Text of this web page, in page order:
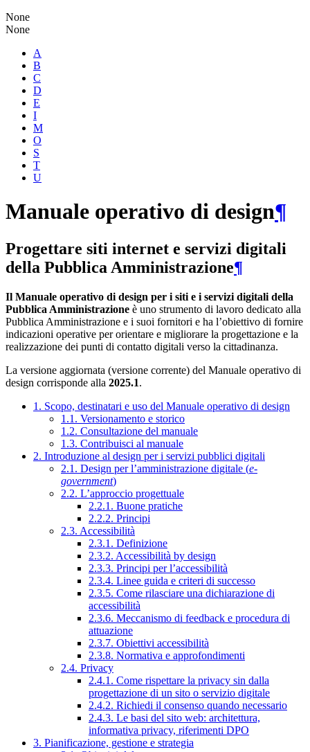
None
None
A
B
C
D
E
I
M
O
S
T
U
Manuale operativo di design¶
Progettare siti internet e servizi digitali
della Pubblica Amministrazione¶
Il Manuale operativo di design per i siti e i servizi digitali della
Pubblica Amministrazione è uno strumento di lavoro dedicato alla
Pubblica Amministrazione e i suoi fornitori e ha l’obiettivo di fornire
indicazioni operative per orientare e migliorare la progettazione e la
realizzazione dei punti di contatto digitali verso la cittadinanza.
La versione aggiornata (versione corrente) del Manuale operativo di
design corrisponde alla 2025.1.
1. Scopo, destinatari e uso del Manuale operativo di design
1.1. Versionamento e storico
1.2. Consultazione del manuale
1.3. Contribuisci al manuale
2. Introduzione al design per i servizi pubblici digitali
2.1. Design per l’amministrazione digitale (e-
government)
2.2. L’approccio progettuale
2.2.1. Buone pratiche
2.2.2. Principi
2.3. Accessibilità
2.3.1. Definizione
2.3.2. Accessibilità by design
2.3.3. Principi per l’accessibilità
2.3.4. Linee guida e criteri di successo
2.3.5. Come rilasciare una dichiarazione di
accessibilità
2.3.6. Meccanismo di feedback e procedura di
attuazione
2.3.7. Obiettivi accessibilità
2.3.8. Normativa e approfondimenti
2.4. Privacy
2.4.1. Come rispettare la privacy sin dalla
progettazione di un sito o servizio digitale
2.4.2. Richiedi il consenso quando necessario
2.4.3. Le basi del sito web: architettura,
informativa privacy, riferimenti DPO
3. Pianificazione, gestione e strategia